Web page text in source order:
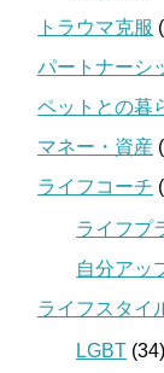
トラウマ克服
パートナーシ
ペットとの暮
マネー・資産
ライフコーチ
ライフプ
自分アッ
ライフスタイ
LGBT (34)